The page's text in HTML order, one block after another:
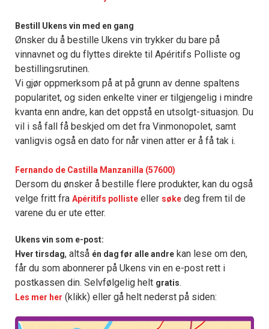
Bestill Ukens vin med en gang
Ønsker du å bestille Ukens vin trykker du bare på
vinnavnet og du flyttes direkte til Apéritifs Polliste og
bestillingsrutinen.
Vi gjør oppmerksom på at på grunn av denne spaltens
popularitet, og siden enkelte viner er tilgjengelig i mindre
kvanta enn andre, kan det oppstå en utsolgt-situasjon. Du
vil i så fall få beskjed om det fra Vinmonopolet, samt
vanligvis også en dato for når vinen atter er å få tak i.
Fernando de Castilla Manzanilla (57600)
Dersom du ønsker å bestille flere produkter, kan du også
velge fritt fra Apéritifs polliste eller søke deg frem til de
varene du er ute etter.
Ukens vin som e-post:
Hver tirsdag, altså én dag før alle andre kan lese om den,
får du som abonnerer på Ukens vin en e-post rett i
postkassen din. Selvfølgelig helt gratis.
Les mer her (klikk) eller gå helt nederst på siden: